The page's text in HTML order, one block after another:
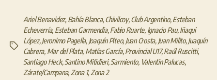
Etiquetas
Ariel Benavidez, Bahía Blanca,Chivilcoy,Club Argentino,Esteban
Echeverría, Esteban Garmendia,Fabio Ruarte, Ignacio Pau,Iñaqui
López,Jeronimo Pagella, Joaquín Piteo, Juan Crosta, Juan Milito,Juaquín
Cabrera, Mar del Plata, Matías García,Provincial U17,Raúl Ruscitti,
Santiago Heck,Santino Mitidieri,Sarmiento, Valentin Palucas,
Zárate/Campana, Zona 1, Zona 2